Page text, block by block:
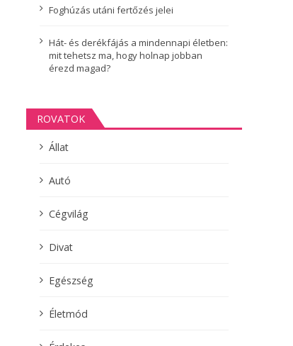
Foghúzás utáni fertőzés jelei
Hát- és derékfájás a mindennapi életben:
mit tehetsz ma, hogy holnap jobban
érezd magad?
ROVATOK
Állat
Autó
Cégvilág
Divat
Egészség
Életmód